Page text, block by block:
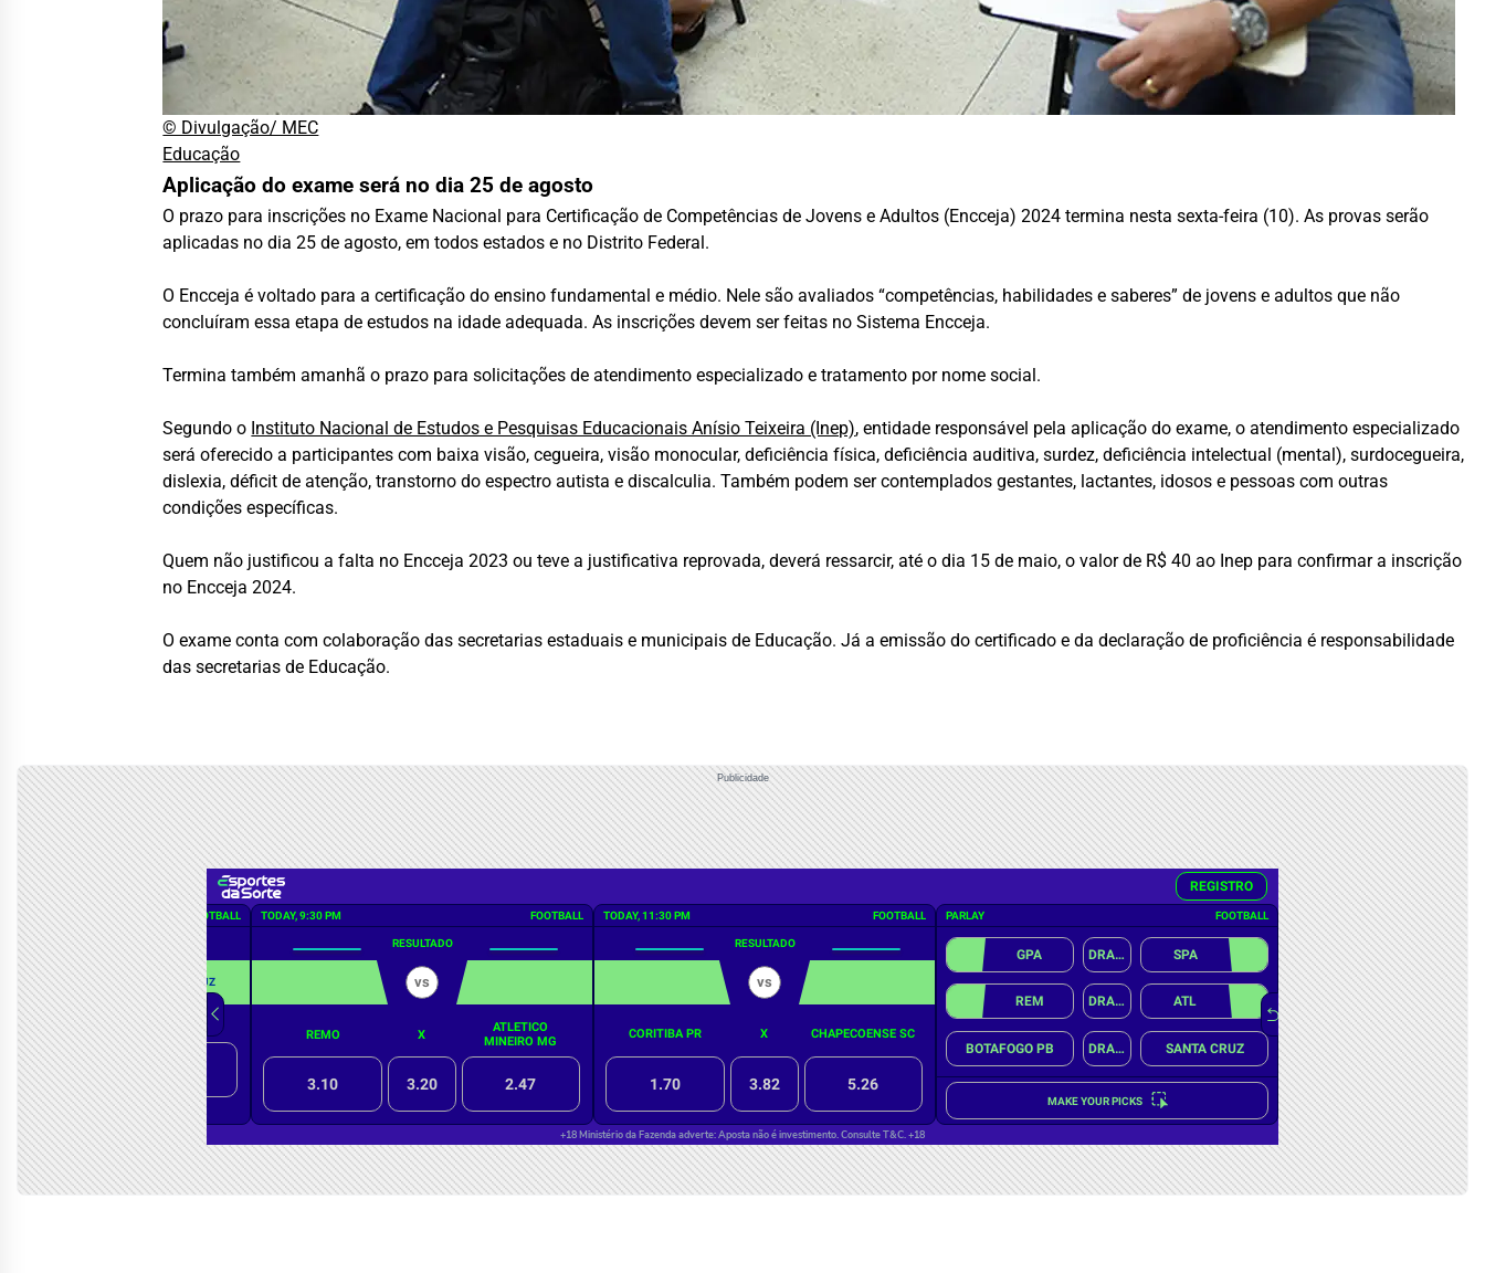
© Divulgação/ MEC
Educação
Aplicação do exame será no dia 25 de agosto
O prazo para inscrições no Exame Nacional para Certificação de Competências de Jovens e Adultos (Encceja) 2024 termina nesta sexta-feira (10). As provas serão
aplicadas no dia 25 de agosto, em todos estados e no Distrito Federal.
O Encceja é voltado para a certificação do ensino fundamental e médio. Nele são avaliados “competências, habilidades e saberes” de jovens e adultos que não
concluíram essa etapa de estudos na idade adequada. As inscrições devem ser feitas no Sistema Encceja.
Termina também amanhã o prazo para solicitações de atendimento especializado e tratamento por nome social.
Segundo o Instituto Nacional de Estudos e Pesquisas Educacionais Anísio Teixeira (Inep), entidade responsável pela aplicação do exame, o atendimento especializado
será oferecido a participantes com baixa visão, cegueira, visão monocular, deficiência física, deficiência auditiva, surdez, deficiência intelectual (mental), surdocegueira,
dislexia, déficit de atenção, transtorno do espectro autista e discalculia. Também podem ser contemplados gestantes, lactantes, idosos e pessoas com outras
condições específicas.
Quem não justificou a falta no Encceja 2023 ou teve a justificativa reprovada, deverá ressarcir, até o dia 15 de maio, o valor de R$ 40 ao Inep para confirmar a inscrição
no Encceja 2024.
O exame conta com colaboração das secretarias estaduais e municipais de Educação. Já a emissão do certificado e da declaração de proficiência é responsabilidade
das secretarias de Educação.
Publicidade